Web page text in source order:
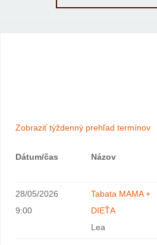
Zobraziť týždenný prehľad termínov
Dátum/čas Názov
28/05/2026
9:00
Tabata MAMA +
DIEŤA
Lea